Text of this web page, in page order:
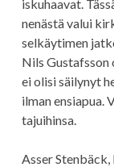
iskuhaavat.
nenästä valui
selkäytimen
Nils Gustafsson
ei olisi säilynyt
ilman ensiapua.
tajuihinsa.
Asser